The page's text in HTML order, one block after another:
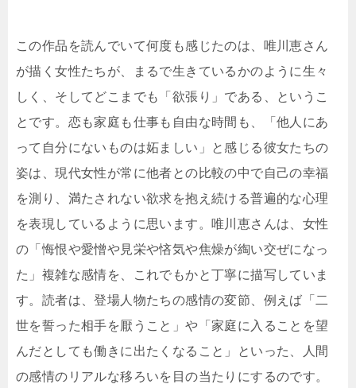
この作品を読んでいて何度も感じたのは、唯川恵さん
が描く女性たちが、まるで生きているかのように生々
しく、そしてどこまでも「欲張り」である、というこ
とです。恋も家庭も仕事も自由な時間も、「他人にあ
って自分にないものは妬ましい」と感じる彼女たちの
姿は、現代女性が常に他者との比較の中で自己の幸福
を測り、満たされない欲求を抱え続ける普遍的な心理
を表現しているように思います。唯川恵さんは、女性
の「悔恨や愛憎や見栄や悋気や焦燥が綯い交ぜになっ
た」複雑な感情を、これでもかと丁寧に描写していま
す。読者は、登場人物たちの感情の変節、例えば「二
世を誓った相手を厭うこと」や「家庭に入ることを望
んだとしても働きに出たくなること」といった、人間
の感情のリアルな移ろいを目の当たりにするのです。